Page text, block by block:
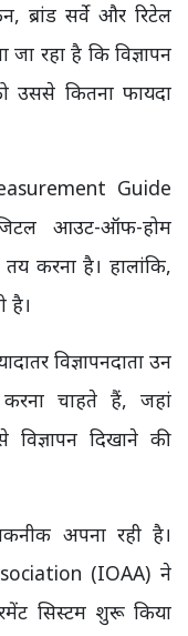
ब्रांड सर्वे और रिटेल
रहा है कि विज्ञापन
कितना फायदा
Guide
आउट-ऑफ-होम
करना है। हालांकि,
है।
विज्ञापनदाता उन
करना चाहते हैं, जहां
दिखाने की
अपना रही है।
(IOAA) ने
सिस्टम शुरू किया